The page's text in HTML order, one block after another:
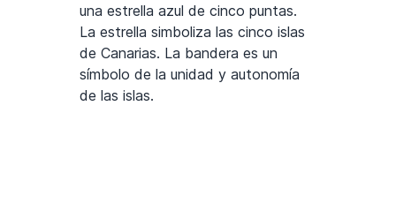
una estrella azul de cinco puntas.
La estrella simboliza las cinco islas
de Canarias. La bandera es un
símbolo de la unidad y autonomía
de las islas.